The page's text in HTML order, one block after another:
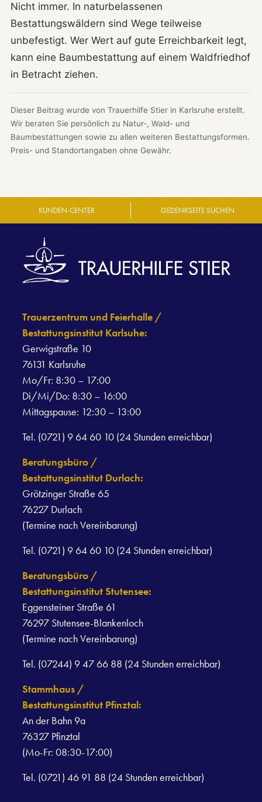
Nicht immer. In naturbelassenen
Bestattungswäldern sind Wege teilweise
unbefestigt. Wer Wert auf gute Erreichbarkeit legt,
kann eine Baumbestattung auf einem Waldfriedhof
in Betracht ziehen.
Dieser Beitrag wurde von Trauerhilfe Stier in Karlsruhe erstellt.
Wir beraten Sie persönlich zu Natur-, Wald- und
Baumbestattungen sowie zu allen weiteren Bestattungsformen.
Preis- und Standortangaben ohne Gewähr.
KUNDEN-CENTER GEDENKSEITE SUCHEN
Trauerzentrum und Feierhalle /
Bestattungsinstitut Karlsuhe:
Gerwigstraße 10
76131 Karlsruhe
Mo/Fr: 8:30 – 17:00
Di/Mi/Do: 8:30 – 16:00
Mittagspause: 12:30 – 13:00
Tel. (0721) 9 64 60 10 (24 Stunden erreichbar)
Beratungsbüro /
Bestattungsinstitut Durlach:
Grötzinger Straße 65
76227 Durlach
(Termine nach Vereinbarung)
Tel. (0721) 9 64 60 10 (24 Stunden erreichbar)
Beratungsbüro /
Bestattungsinstitut Stutensee:
Eggensteiner Straße 61
76297 Stutensee-Blankenloch
(Termine nach Vereinbarung)
Tel. (07244) 9 47 66 88 (24 Stunden erreichbar)
Stammhaus /
Bestattungsinstitut Pfinztal:
An der Bahn 9a
76327 Pfinztal
(Mo-Fr: 08:30-17:00)
Tel. (0721) 46 91 88 (24 Stunden erreichbar)